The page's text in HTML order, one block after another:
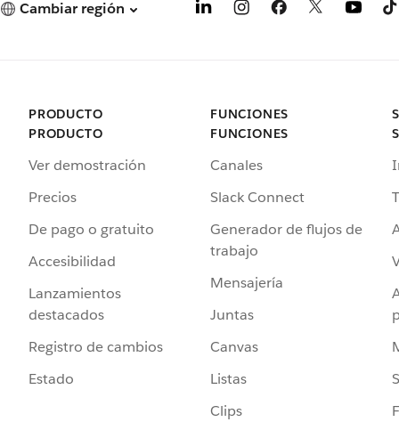
Cambiar región
PRODUCTO
PRODUCTO
Ver demostración
Precios
De pago o gratuito
Accesibilidad
Lanzamientos
destacados
Registro de cambios
Estado
FUNCIONES
FUNCIONES
Canales
Slack Connect
Generador de flujos de
trabajo
Mensajería
Juntas
Canvas
Listas
Clips